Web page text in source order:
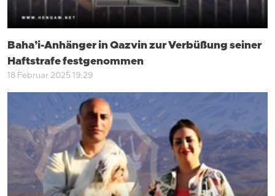
Baha’i-Anhänger in Qazvin zur Verbüßung seiner
Haftstrafe festgenommen
18 Februar 2025 19:29